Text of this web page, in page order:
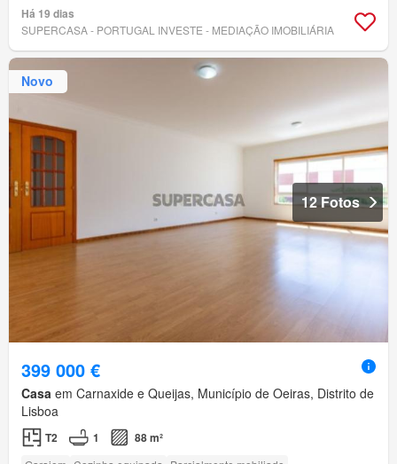
Há 19 dias
SUPERCASA - PORTUGAL INVESTE - MEDIAÇÃO IMOBILIÁRIA
Novo
12 Fotos
399 000 €
Casa em Carnaxide e Queijas, Município de Oeiras, Distrito de
Lisboa
T2 1 88 m²